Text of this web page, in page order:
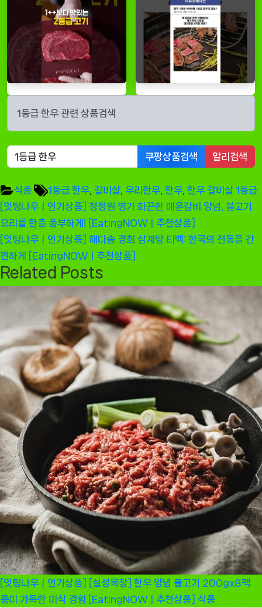
1등급 한우 관련 상품검색
쿠팡상품검색 알리검색
식품 Tags:
1등급 한우 갈비살 우리한우 한우 한우 갈비살 1등급
글
탐
색
Previous
Post:
[잇팅나우ㅣ인기상품] 청정원 명가 화끈한 매운갈비 양념, 불고기
요리를 한층 풍부하게! [EatingNOWㅣ추천상품]
Next
Post:
[잇팅나우ㅣ인기상품] 해다솜 경희 삼계탕 티백: 한국의 전통을 간
편하게 [EatingNOWㅣ추천상품]
Related Posts
[잇팅나우ㅣ인기상품] [설성목장] 한우 양념 불고기 200gx8팩:
풍미 가득한 미식 경험 [EatingNOWㅣ추천상품] 식품